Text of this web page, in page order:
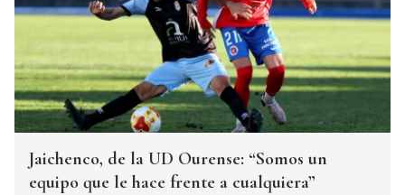
Jaichenco, de la UD Ourense: “Somos un
equipo que le hace frente a cualquiera”